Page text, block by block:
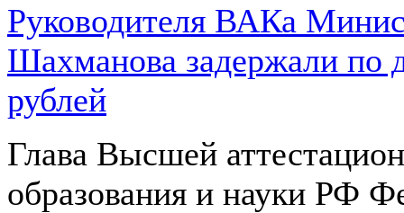
Руководителя ВАКа
Шахманова задержали по
рублей
Глава Высшей
образования и науки РФ